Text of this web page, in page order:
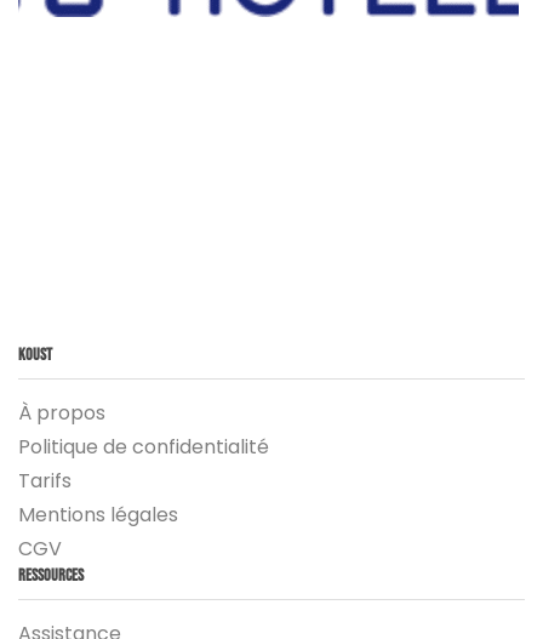
Koust
À propos
Politique de confidentialité
Tarifs
Mentions légales
CGV
Ressources